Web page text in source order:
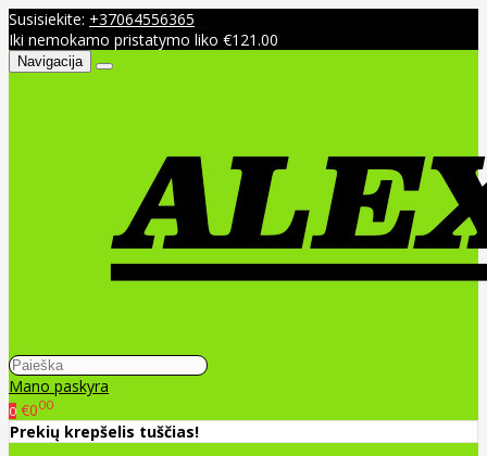
Susisiekite: +37064556365
Iki nemokamo pristatymo liko €121.00
Navigacija
Mano paskyra
0 €000
Prekių krepšelis tuščias!